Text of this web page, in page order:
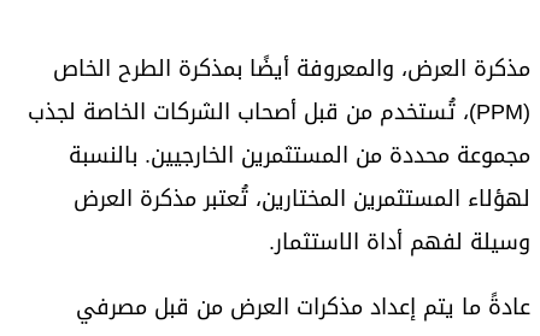
مذكرة العرض، والمعروفة أيضًا بمذكرة الطرح الخاص
(PPM)، تُستخدم من قبل أصحاب الشركات الخاصة لجذب
مجموعة محددة من المستثمرين الخارجيين. بالنسبة
لهؤلاء المستثمرين المختارين، تُعتبر مذكرة العرض
وسيلة لفهم أداة الاستثمار.
عادةً ما يتم إعداد مذكرات العرض من قبل مصرفي